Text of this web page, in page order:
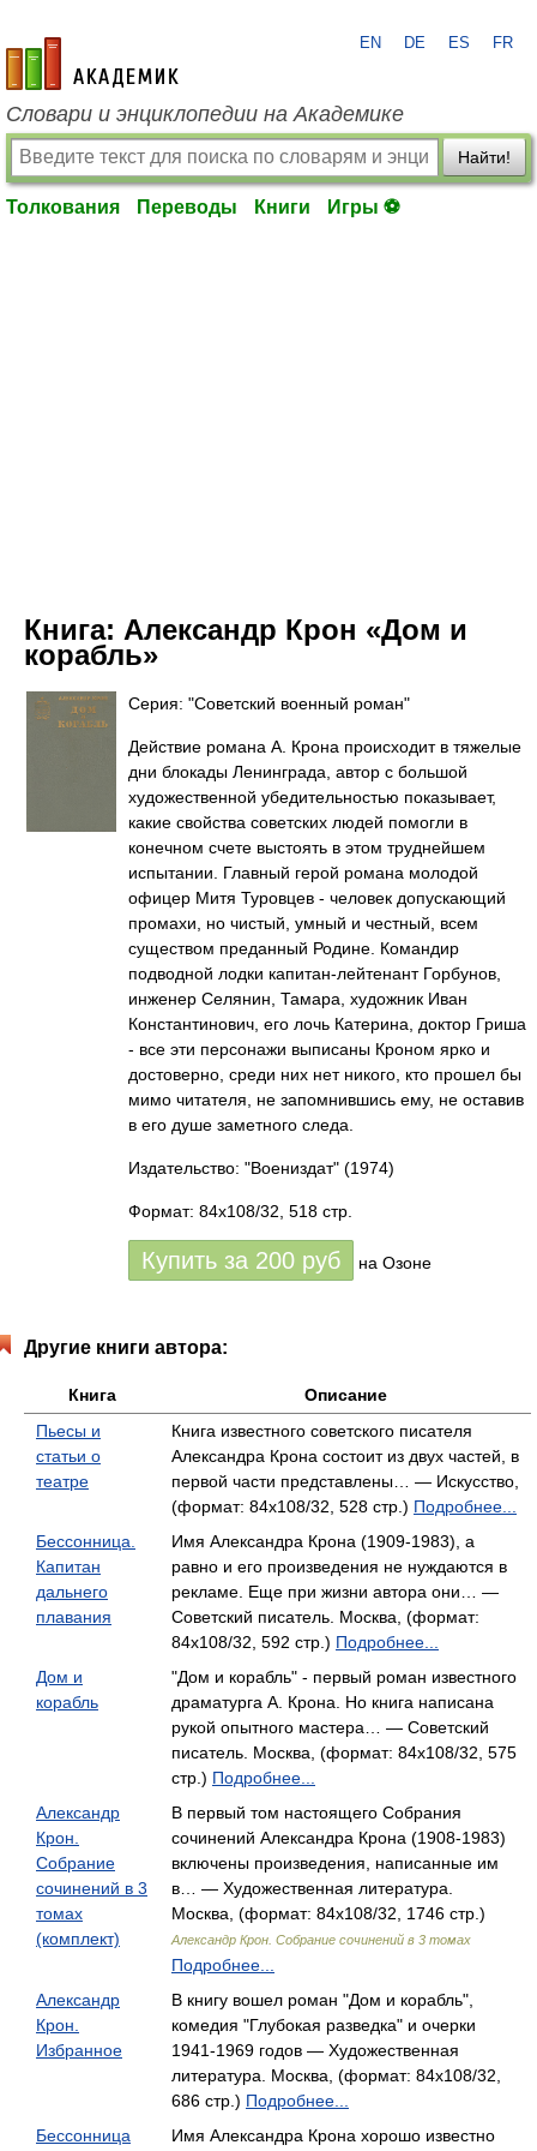
academic.ru
EN DE ES FR
Словари и энциклопедии на Академике
Найти!
Толкования Переводы Книги Игры ⚽
Книга: Александр Крон «Дом и
корабль»
Серия: "Советский военный роман"
Действие романа А. Крона происходит в тяжелые
дни блокады Ленинграда, автор с большой
художественной убедительностью показывает,
какие свойства советских людей помогли в
конечном счете выстоять в этом труднейшем
испытании. Главный герой романа молодой
офицер Митя Туровцев - человек допускающий
промахи, но чистый, умный и честный, всем
существом преданный Родине. Командир
подводной лодки капитан-лейтенант Горбунов,
инженер Селянин, Тамара, художник Иван
Константинович, его лочь Катерина, доктор Гриша
- все эти персонажи выписаны Кроном ярко и
достоверно, среди них нет никого, кто прошел бы
мимо читателя, не запомнившись ему, не оставив
в его душе заметного следа.
Издательство: "Воениздат" (1974)
Формат: 84x108/32, 518 стр.
Купить за 200 руб на Озоне
Другие книги автора:
Книга
Описание
Пьесы и
статьи о
театре
Книга известного советского писателя
Александра Крона состоит из двух частей, в
первой части представлены… — Искусство,
(формат: 84x108/32, 528 стр.) Подробнее...
Бессонница.
Капитан
дальнего
плавания
Имя Александра Крона (1909-1983), а
равно и его произведения не нуждаются в
рекламе. Еще при жизни автора они… —
Советский писатель. Москва, (формат:
84x108/32, 592 стр.) Подробнее...
Дом и
корабль
"Дом и корабль" - первый роман известного
драматурга А. Крона. Но книга написана
рукой опытного мастера… — Советский
писатель. Москва, (формат: 84x108/32, 575
стр.) Подробнее...
Александр
Крон.
Собрание
сочинений в 3
томах
(комплект)
В первый том настоящего Собрания
сочинений Александра Крона (1908-1983)
включены произведения, написанные им
в… — Художественная литература.
Москва, (формат: 84x108/32, 1746 стр.)
Александр Крон. Собрание сочинений в 3 томах
Подробнее...
Александр
Крон.
Избранное
В книгу вошел роман "Дом и корабль",
комедия "Глубокая разведка" и очерки
1941-1969 годов — Художественная
литература. Москва, (формат: 84x108/32,
686 стр.) Подробнее...
Бессонница
Имя Александра Крона хорошо известно